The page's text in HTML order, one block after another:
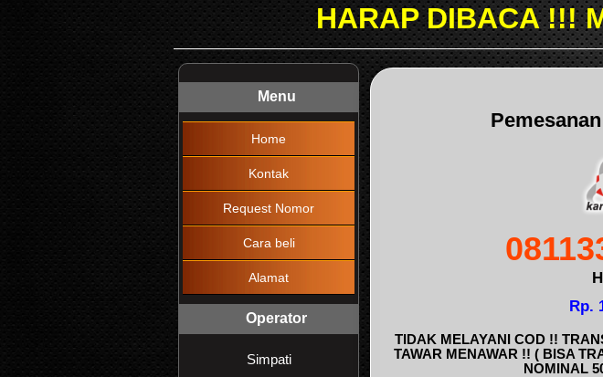
HARAP DIBACA !!! MASUKAN
Menu
Home
Kontak
Request Nomor
Cara beli
Alamat
Operator
Simpati
Rp.
TIDAK MELAYANI COD !!
TAWAR MENAWAR !! ( BISA
NOMINAL